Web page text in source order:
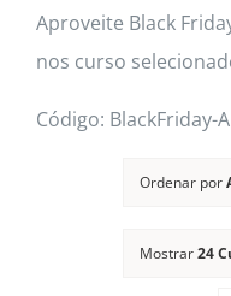
Especialização
Aproveite Black
nos curso
Código: BlackFriday-
Ordenar por
Mostrar24